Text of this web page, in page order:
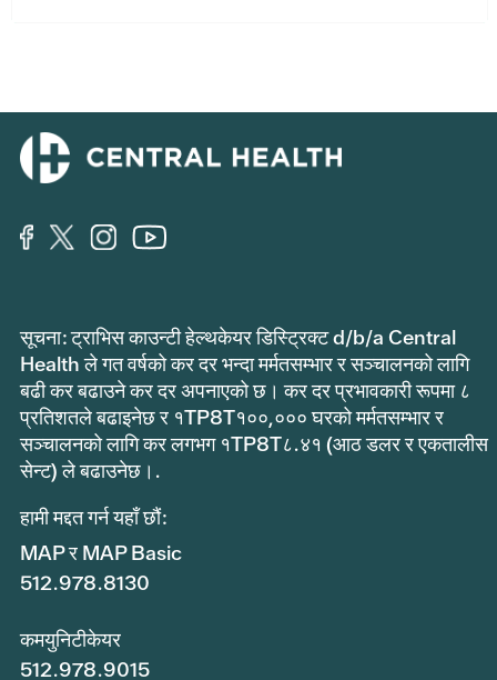
सूचना: ट्राभिस काउन्टी हेल्थकेयर डिस्ट्रिक्ट d/b/a Central
Health ले गत वर्षको कर दर भन्दा मर्मतसम्भार र सञ्चालनको लागि
बढी कर बढाउने कर दर अपनाएको छ। कर दर प्रभावकारी रूपमा ८
प्रतिशतले बढाइनेछ र १TP8T१००,००० घरको मर्मतसम्भार र
सञ्चालनको लागि कर लगभग १TP8T८.४१ (आठ डलर र एकतालीस
सेन्ट) ले बढाउनेछ।.
हामी मद्दत गर्न यहाँ छौं:
MAP र MAP Basic
512.978.8130
कमयुनिटीकेयर
512.978.9015